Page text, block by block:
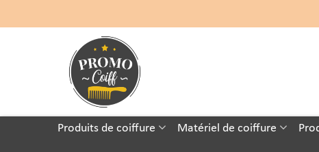
Produits de coiffure Matériel de coiffure